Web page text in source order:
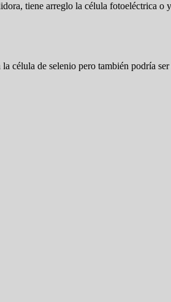
tiene arreglo la célula fotoeléctrica o
célula de selenio pero también podría